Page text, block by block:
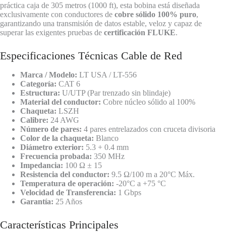
práctica caja de 305 metros (1000 ft), esta bobina está diseñada
exclusivamente con conductores de cobre sólido 100% puro,
garantizando una transmisión de datos estable, veloz y capaz de
superar las exigentes pruebas de certificación FLUKE.
Especificaciones Técnicas Cable de Red
Marca / Modelo: LT USA / LT-556
Categoría: CAT 6
Estructura: U/UTP (Par trenzado sin blindaje)
Material del conductor: Cobre núcleo sólido al 100%
Chaqueta: LSZH
Calibre: 24 AWG
Número de pares: 4 pares entrelazados con cruceta divisoria
Color de la chaqueta: Blanco
Diámetro exterior: 5.3 + 0.4 mm
Frecuencia probada: 350 MHz
Impedancia: 100 Ω ± 15
Resistencia del conductor: 9.5 Ω/100 m a 20°C Máx.
Temperatura de operación: -20°C a +75 °C
Velocidad de Transferencia: 1 Gbps
Garantía: 25 Años
Características Principales